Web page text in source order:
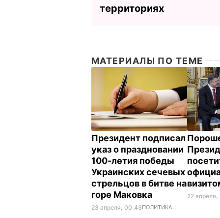
территориях
МАТЕРИАЛЫ ПО ТЕМЕ
Президент подписал
указ о праздновании
100-летия победы
Украинских сечевых
стрельцов в битве на
горе Маковка
23 апреля, 00.43ПОЛИТИКА
22 апреля,